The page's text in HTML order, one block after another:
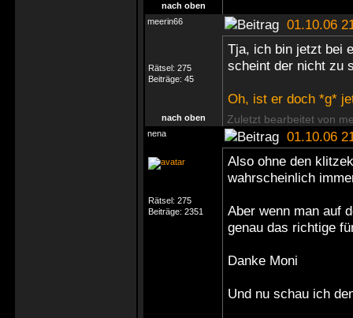
nach oben
meerin66
01.10.06
Rätsel: 275
Beiträge: 45
Tja, ich bin jetzt bei
scheint der nicht zu
Oh, ist er doch *g*
nach oben Zuletzt bearbeitet von
nena 01.10.06
Rätsel: 275
Beiträge: 2351
Also ohne den
wahrscheinlich
Aber wenn man auf
genau das richtige
Danke Moni
Und nu schau ich